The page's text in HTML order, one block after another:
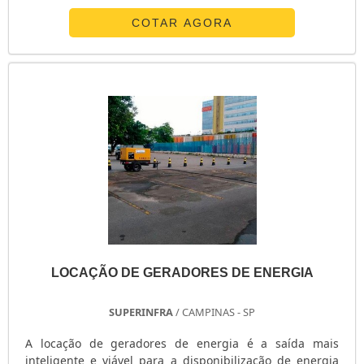
GERADOR DE ENERGIA ELÉTRICA DIESEL
GERADOR DE ENERGIA DE PEQUENO PORTE
GERADOR DE ENERGIA COM MOTOR
GERADOR DE ENERGIA À DIESEL TOYAMA
GERADOR DE ENERGIA A DIESEL STEMAC
GERADOR DE ENERGIA A DIESEL RESIDENCIAL
GERADOR DE ENERGIA A DIESEL GUARULHOS
GERADOR DE ENERGIA A ÁGUA
GERADOR DE ENERGIA 5 KVA
GERADOR DE ENERGIA 450 KVA
GERADOR DE ENERGIA 3 KVA
GERADOR DE ENERGIA 250 KVA
COTAR AGORA
LOCAÇÃO DE GERADORES DE ENERGIA
SUPERINFRA/ CAMPINAS - SP
A locação de geradores de energia é a saída mais
inteligente e viável para a disponibilização de energia